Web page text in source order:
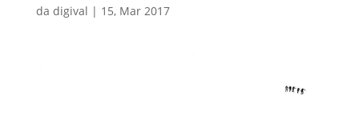
da digival | 15, Mar 2017